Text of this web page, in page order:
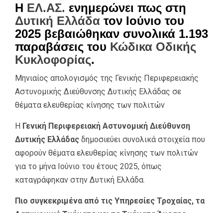
Η ΕΛ.ΑΣ. ενημερώνει πως στη
Δυτική Ελλάδα τον Ιούνιο του
2025 βεβαιώθηκαν συνολικά 1.193
παραβάσεις του Κώδικα Οδικής
Κυκλοφορίας.
Μηνιαίος απολογισμός της Γενικής Περιφερειακής
Αστυνομικής Διεύθυνσης Δυτικής Ελλάδας σε
θέματα ελευθερίας κίνησης των πολιτών
Η Γενική Περιφερειακή Αστυνομική Διεύθυνση
Δυτικής Ελλάδας δημοσιεύει συνολικά στοιχεία που
αφορούν θέματα ελευθερίας κίνησης των πολιτών
για το μήνα Ιούνιο του έτους 2025, όπως
καταγράφηκαν στην Δυτική Ελλάδα.
Πιο συγκεκριμένα από τις Υπηρεσίες Τροχαίας, τα